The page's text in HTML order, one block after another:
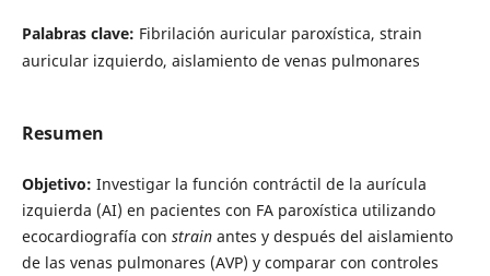
Palabras clave: Fibrilación auricular paroxística, strain
auricular izquierdo, aislamiento de venas pulmonares
Resumen
Objetivo: Investigar la función contráctil de la aurícula
izquierda (AI) en pacientes con FA paroxística utilizando
ecocardiografía con strain antes y después del aislamiento
de las venas pulmonares (AVP) y comparar con controles